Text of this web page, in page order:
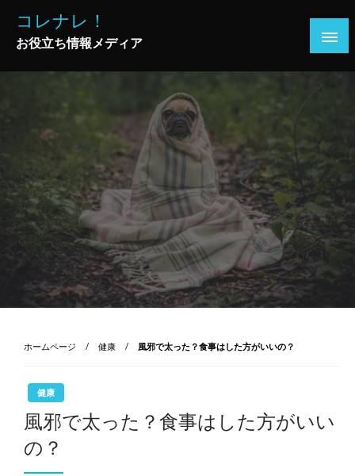
ン
コレナレ！
お役立ち情報メディア
ホームページ 健康 風邪で太った？食事はした方がいいの？
健康
風邪で太った？食事はした方がいい
の？